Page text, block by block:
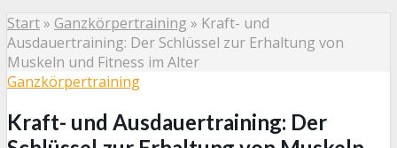
Start» Ganzkörpertraining » Kraft- und
Ausdauertraining: Der Schlüssel zur Erhaltung von
Muskeln und Fitness im Alter
Ganzkörpertraining
Kraft- und Ausdauertraining: Der